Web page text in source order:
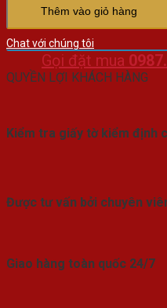
Quốc
số
lượng
Thêm vào giỏ hàng
Chat với chúng tôi
Gọi đặt mua
QUYỀN LỢI KHÁCH HÀNG
Kiểm tra giấy tờ kiểm định
Được tư vấn bởi chuyên
Giao hàng toàn quốc 24/7